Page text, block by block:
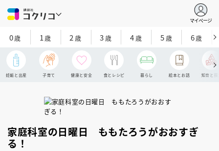
マイページ
0歳 1歳 2 歳 3歳 4歳 5歳 6歳
妊娠と出産 子育て 健康と安全 食とレシピ 暮らし 絵本とお話 知育と探
家庭科室の日曜日 ももたろうがおおすぎ
る！